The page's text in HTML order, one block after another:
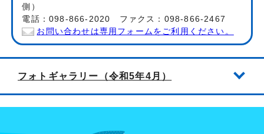
側）
電話：098-866-2020 ファクス：098-866-2467
お問い合わせは専用フォームをご利用ください。
フォトギャラリー（令和5年4月）